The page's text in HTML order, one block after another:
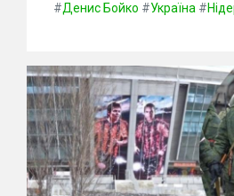
#Денис Бойко #Україна #